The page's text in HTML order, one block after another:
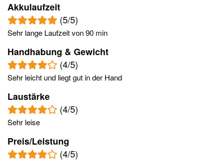
Akkulaufzeit
(5/5)
Sehr lange Laufzeit von 90 min
Handhabung & Gewicht
(4/5)
Sehr leicht und liegt gut in der Hand
Laustärke
(4/5)
Sehr leise
Preis/Leistung
(4/5)